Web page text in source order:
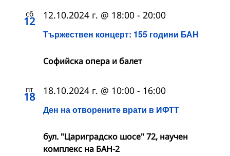
сб
12
Тържествен концерт: 155 години БАН
12.10.2024 г. @ 18:00 - 20:00
Софийска опера и балет
пт
18
Ден на отворените врати в ИФТТ
18.10.2024 г. @ 10:00 - 16:00
бул. "Цариградско шосе" 72, научен
комплекс на БАН-2